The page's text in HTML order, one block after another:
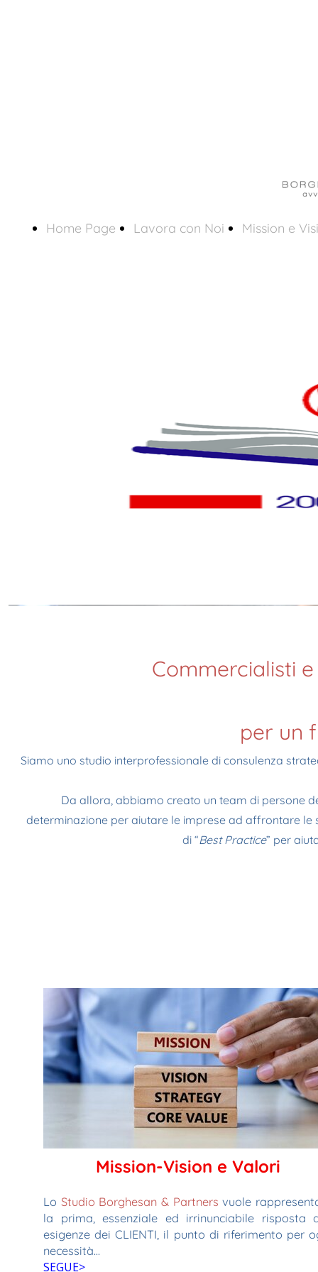
Home Page Lavora con Noi Mission e
Commercialisti
per un
Siamo uno studio interprofessionale di consulenza
Da allora, abbiamo creato un team di persone
determinazione per aiutare le imprese ad affrontare le
di “Best Practice” per
Mission-Vision e Valori
Lo Studio Borghesan & Partnersvuole
la prima, essenziale ed irrinunciabile risposta
esigenze dei CLIENTI, il punto di riferimento per
necessità...
SEGUE>